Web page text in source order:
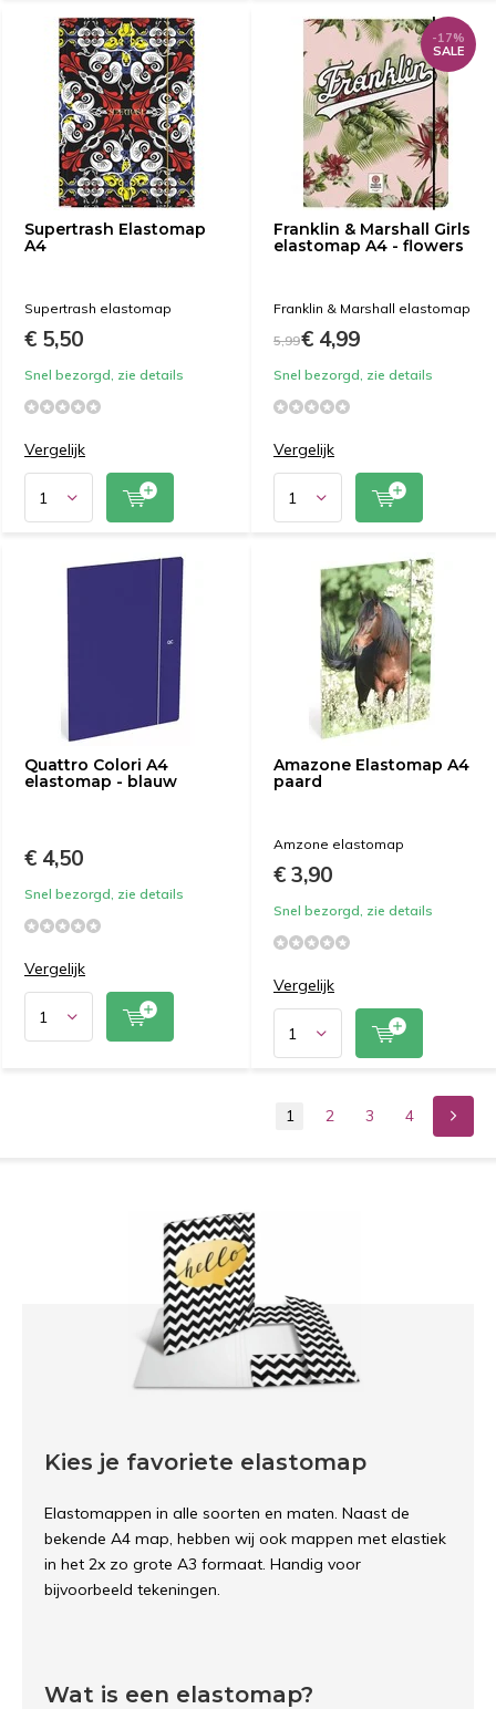
Supertrash Elastomap
A4
Supertrash elastomap
€ 5,50
Snel bezorgd, zie details
Vergelijk
Franklin & Marshall Girls
elastomap A4 - flowers
-17%
SALE
Franklin & Marshall elastomap
5,99€ 4,99
Snel bezorgd, zie details
Vergelijk
Quattro Colori A4
elastomap - blauw
€ 4,50
Snel bezorgd, zie details
Vergelijk
Amazone Elastomap A4
paard
Amzone elastomap
€ 3,90
Snel bezorgd, zie details
Vergelijk
1 2 3 4
Kies je favoriete elastomap
Elastomappen in alle soorten en maten. Naast de
bekende A4 map, hebben wij ook mappen met elastiek
in het 2x zo grote A3 formaat. Handig voor
bijvoorbeeld tekeningen.
Wat is een elastomap?